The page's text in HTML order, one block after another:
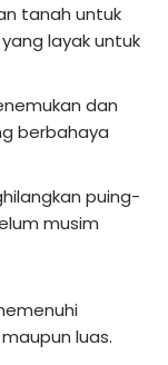
tanah untuk
layak untuk
dan
berbahaya
puing-
musim
luas.